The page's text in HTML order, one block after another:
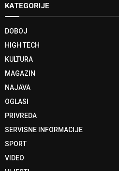
KATEGORIJE
DOBOJ
HIGH TECH
KULTURA
MAGAZIN
NAJAVA
OGLASI
PRIVREDA
SERVISNE INFORMACIJE
SPORT
VIDEO